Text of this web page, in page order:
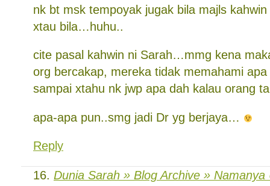
nk bt msk tempoyak jugak bila majls
xtau bila…huhu..
cite pasal kahwin ni Sarah…mmg kena
org bercakap, mereka tidak memahami
sampai xtahu nk jwp apa dah kalau orang
apa-apa pun..smg jadi Dr yg berjaya…
Reply
Dunia Sarah » Blog Archive » Namanya